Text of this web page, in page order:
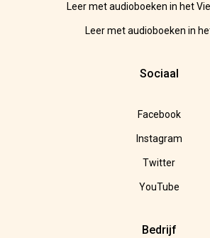
Leer met audioboeken in het
Leer met audioboeken in
Sociaal
Facebook
Instagram
Twitter
YouTube
Bedrijf